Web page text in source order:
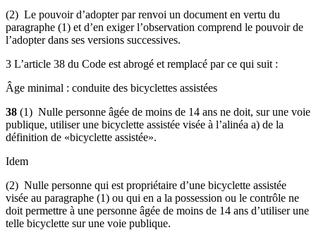
(2) Le pouvoir d’adopter par renvoi un document en vertu du
paragraphe (1) et d’en exiger l’observation comprend le pouvoir de
l’adopter dans ses versions successives.
3 L’article 38 du Code est abrogé et remplacé par ce qui suit :
Âge minimal : conduite des bicyclettes assistées
38 (1) Nulle personne âgée de moins de 14 ans ne doit, sur une voie
publique, utiliser une bicyclette assistée visée à l’alinéa a) de la
définition de «bicyclette assistée».
Idem
(2) Nulle personne qui est propriétaire d’une bicyclette assistée
visée au paragraphe (1) ou qui en a la possession ou le contrôle ne
doit permettre à une personne âgée de moins de 14 ans d’utiliser une
telle bicyclette sur une voie publique.